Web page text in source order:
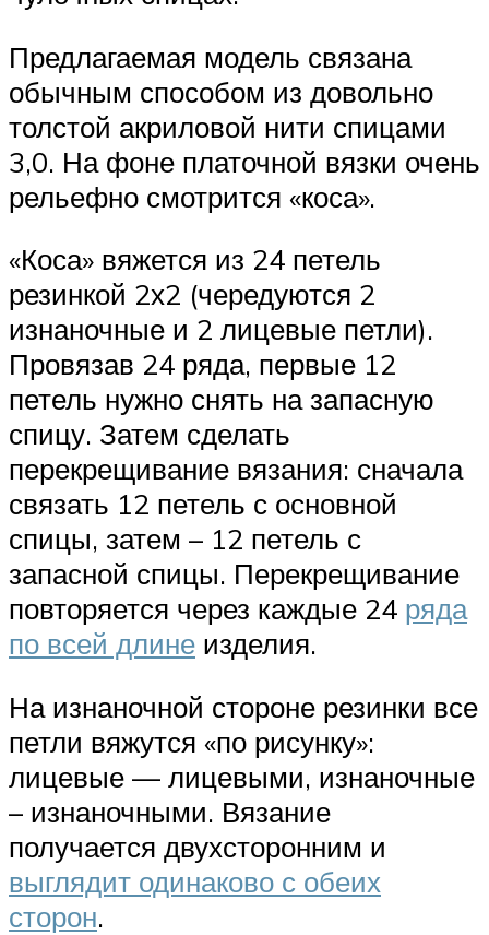
Предлагаемая модель связана
обычным способом из довольно
толстой акриловой нити спицами
3,0. На фоне платочной вязки очень
рельефно смотрится «коса».
«Коса» вяжется из 24 петель
резинкой 2х2 (чередуются 2
изнаночные и 2 лицевые петли).
Провязав 24 ряда, первые 12
петель нужно снять на запасную
спицу. Затем сделать
перекрещивание вязания: сначала
связать 12 петель с основной
спицы, затем – 12 петель с
запасной спицы. Перекрещивание
повторяется через каждые 24 ряда
по всей длине изделия.
На изнаночной стороне резинки все
петли вяжутся «по рисунку»:
лицевые — лицевыми, изнаночные
– изнаночными. Вязание
получается двухсторонним и
выглядит одинаково с обеих
сторон.